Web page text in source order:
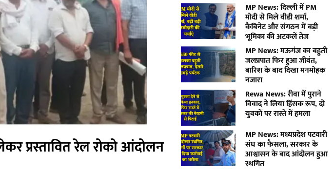
प्रस्तावित रेल रोको आंदोलन
MP News: दिल्ली में PM
मोदी से मिले वीडी शर्मा,
कैबिनेट और संगठन में बड़ी
भूमिका की अटकलें तेज
MP News: मऊगंज का बहुती
जलप्रपात फिर हुआ जीवंत,
बारिश के बाद दिखा मनमोहक
नजारा
Rewa News: रीवा में पुराने
विवाद ने लिया हिंसक रूप, दो
युवकों पर रास्ते में हमला
MP News: मध्यप्रदेश पटवारी
संघ का फैसला, सरकार के
आश्वासन के बाद आंदोलन हुआ
स्थगित